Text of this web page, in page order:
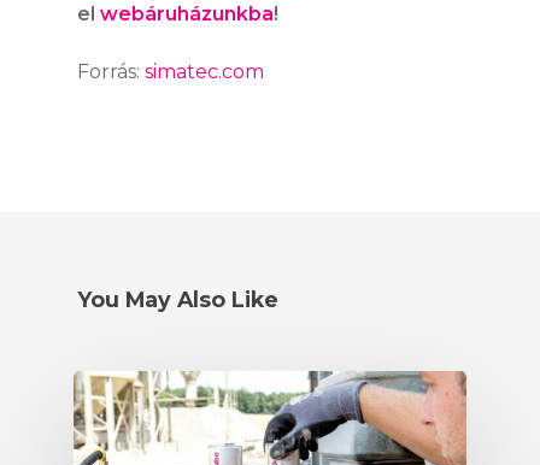
elwebáruházunkba!
Forrás:simatec.com
You May Also Like